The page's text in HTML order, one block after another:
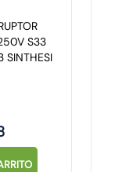
S33
SINTHESI